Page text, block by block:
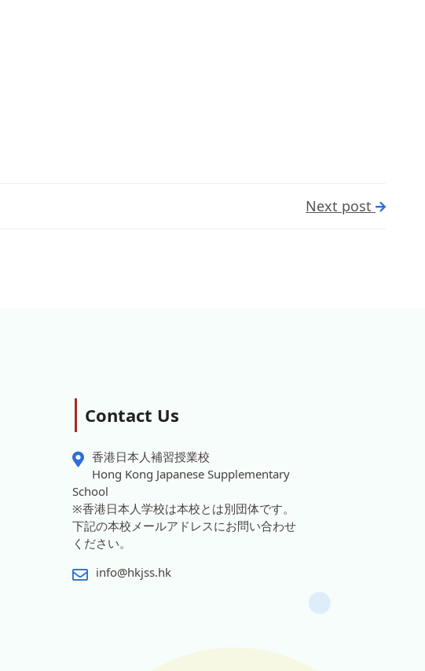
Next post
Contact Us
香港日本人補習授業校
Hong Kong Japanese Supplementary
School
※香港日本人学校は本校とは別団体です。
下記の本校メールアドレスにお問い合わせ
ください。
info@hkjss.hk